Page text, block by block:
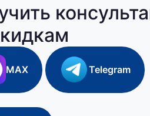
MAX Telegram